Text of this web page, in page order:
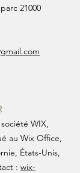
21000
WIX,
au Wix Office,
États-Unis,
: wix-